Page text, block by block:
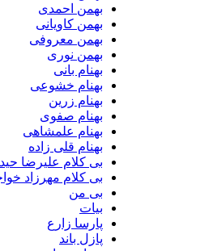
بهمن احمدی
بهمن کاویانی
بهمن معروفی
بهمن نوری
بهنام بانی
بهنام خشوعی
بهنام زرین
بهنام صفوی
بهنام علمشاهی
بهنام قلی زاده
بی کلام علیرضا حیدری
بی کلام مهرزاد خواجه امیری
پارسا زارع
پازل باند